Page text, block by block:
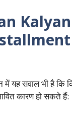
यह सवाल भी है कि
कारण हो सकते हैं: